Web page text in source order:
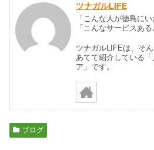
ツナガルLIFE
「こんな人が徳島にい
「こんなサービスある
ツナガルLIFEは、そ
あてて紹介している
ア」です。
ブログ